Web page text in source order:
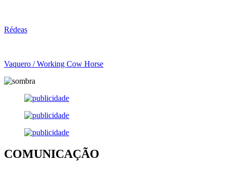
Rédeas
Vaquero / Working Cow Horse
COMUNICAÇÃO